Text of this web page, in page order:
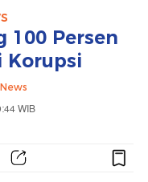
100 Persen
Korupsi
WIB